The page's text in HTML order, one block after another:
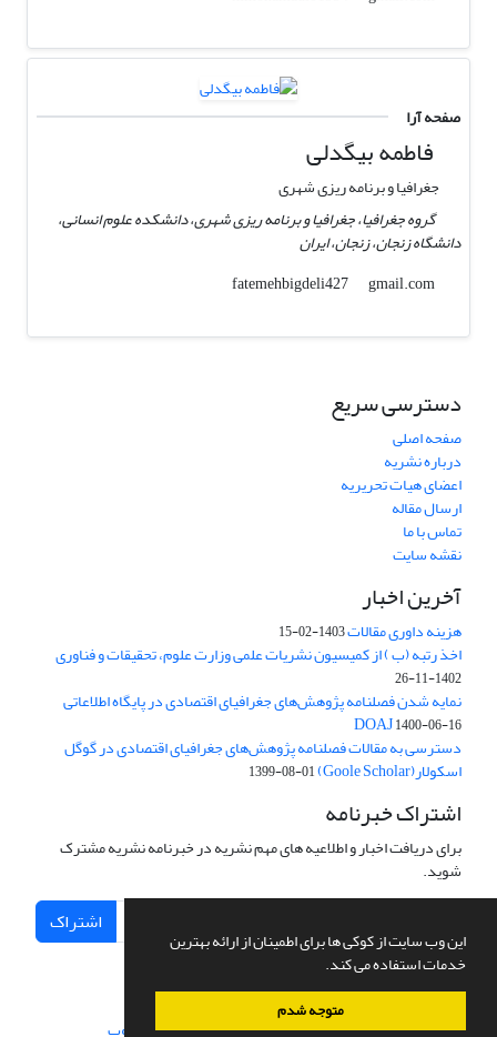
این وب سایت از کوکی ها برای اطمینان از ارائه بهترین
خدمات استفاده می کند.
متوجه شدم
صفحه آرا
فاطمه بیگدلی
جغرافیا و برنامه ریزی شهری
گروه جغرافیا، جغرافیا و برنامه ریزی شهری، دانشکده علوم انسانی،
دانشگاه زنجان، زنجان، ایران
fatemehbigdeli427
gmail.com
دسترسی سریع
صفحه اصلی
درباره نشریه
اعضای هیات تحریریه
ارسال مقاله
تماس با ما
نقشه سایت
آخرین اخبار
هزینه داوری مقالات1403-02-15
اخذ رتبه (ب ) از کمیسیون نشریات علمی وزارت علوم، تحقیقات و فناوری
1402-11-26
نمایه شدن فصلنامه پژوهش‌های جغرافیای اقتصادی در پایگاه اطلاعاتی
DOAJ1400-06-16
دسترسی به مقالات فصلنامه پژوهش‌های جغرافیای اقتصادی در گوگل
اسکولار(Goole Scholar) 1399-08-01
اشتراک خبرنامه
برای دریافت اخبار و اطلاعیه های مهم نشریه در خبرنامه نشریه مشترک
شوید.
اشتراک
سامانه مدیریت نشریات علمی.طراحی و پیاده سازی از سیناوب